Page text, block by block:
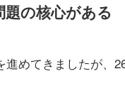
の核心がある
めてきましたが、